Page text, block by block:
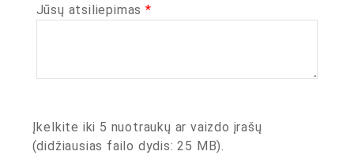
Jūsų atsiliepimas *
Įkelkite iki 5 nuotraukų ar vaizdo įrašų
(didžiausias failo dydis: 25 MB).